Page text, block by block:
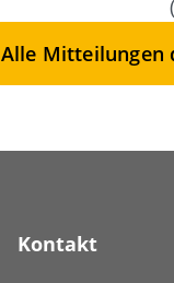
Alle Mitteilungen
Kontakt